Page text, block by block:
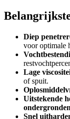
Diep
voor optimale
Lage
of spuit.
Uitstekende
ondergronden
Snel